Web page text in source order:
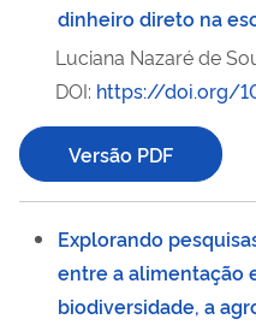
dinheiro direto na
Luciana Nazaré de
DOI: https://doi.org/
Versão PDF
Explorando
entre a alimentação
biodiversidade, a